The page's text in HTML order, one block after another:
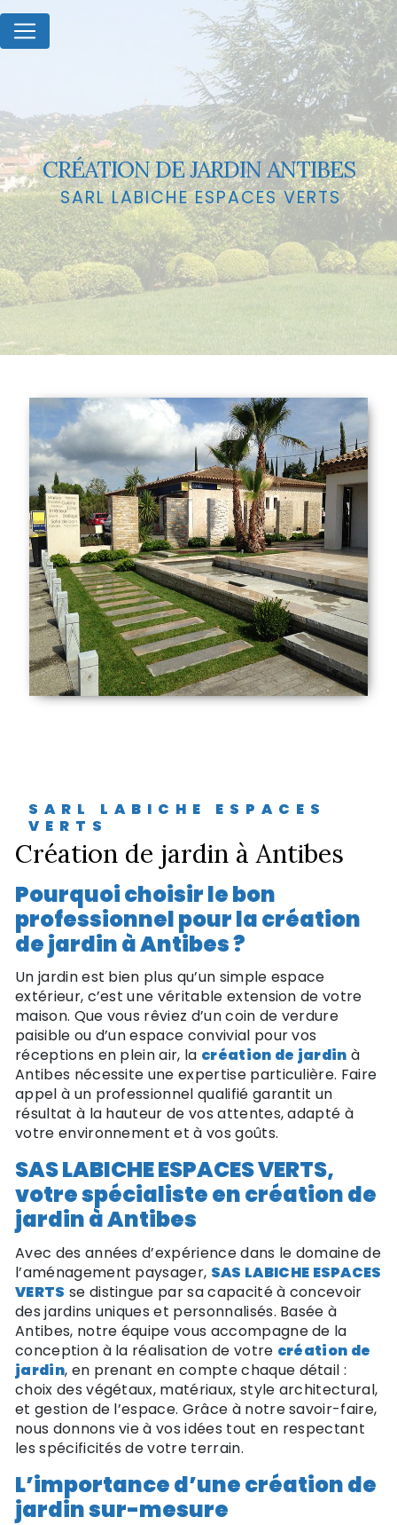
CRÉATION DE JARDIN ANTIBES
SARL LABICHE ESPACES VERTS
SARL LABICHE ESPACES
VERTS
création de jardin à Antibes
Pourquoi choisir le bon
professionnel pour la création
de jardin à Antibes ?
Un jardin est bien plus qu’un simple espace
extérieur, c’est une véritable extension de votre
maison. Que vous rêviez d’un coin de verdure
paisible ou d’un espace convivial pour vos
réceptions en plein air, la création de jardin à
Antibes nécessite une expertise particulière. Faire
appel à un professionnel qualifié garantit un
résultat à la hauteur de vos attentes, adapté à
votre environnement et à vos goûts.
SAS LABICHE ESPACES VERTS,
votre spécialiste en création de
jardin à Antibes
Avec des années d’expérience dans le domaine de
l’aménagement paysager, SAS LABICHE ESPACES
VERTS se distingue par sa capacité à concevoir
des jardins uniques et personnalisés. Basée à
Antibes, notre équipe vous accompagne de la
conception à la réalisation de votre création de
jardin, en prenant en compte chaque détail :
choix des végétaux, matériaux, style architectural,
et gestion de l’espace. Grâce à notre savoir-faire,
nous donnons vie à vos idées tout en respectant
les spécificités de votre terrain.
L’importance d’une création de
jardin sur-mesure
Panneau de gestion des cookies